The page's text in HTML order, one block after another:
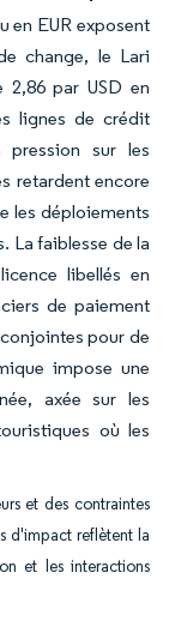
en EUR exposent
change, le Lari
par USD en
lignes de crédit
pression sur les
retardent encore
les déploiements
La faiblesse de la
libellés en
de paiement
pour de
impose une
axée sur les
où les
et des contraintes
d'impact reflètent la
et les interactions